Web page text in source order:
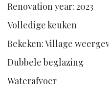
Renovation year: 2023
Volledige keuken
Bekeken: Village
Dubbele beglazing
Waterafvoer